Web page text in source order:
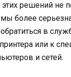
этих решений не
более
в
или к
и сетей.